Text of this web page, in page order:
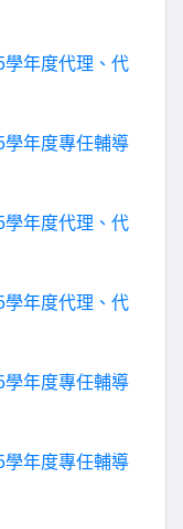
年度代理、代
年度專任輔導
年度代理、代
年度代理、代
年度專任輔導
年度專任輔導